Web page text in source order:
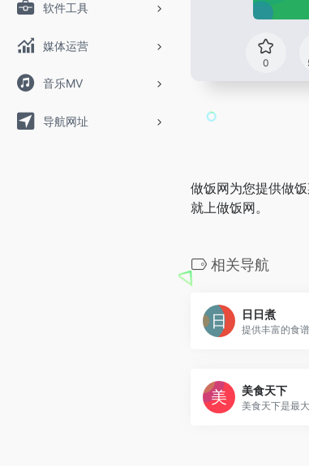
软件工具
媒体运营
音乐MV
导航网址
0
做饭网为您提供做
就上做饭网。
相关导航
日日煮
美食天下